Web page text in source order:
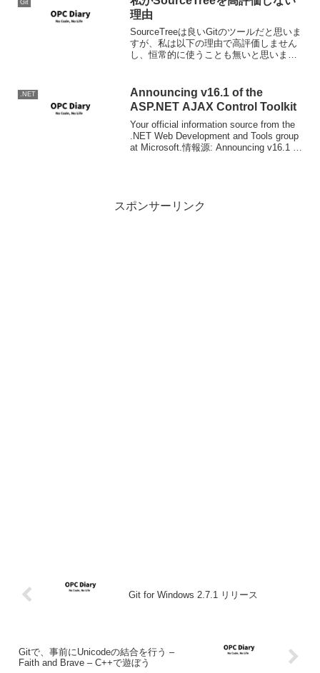
Git
理由
SourceTreeは良いGitのツールだと思いま
すが、私は以下の理由で高評価しません
し、恒常的に使うことも無いと思いま
うオブジェクト指向なUI(シェ...
.NET
Announcing v16.1 of the
ASP.NET AJAX Control Toolkit
Your official information source from the
.NET Web Development and Tools group
at Microsoft.情報源: Announcing v16.1 of
スポンサーリンク
Git for Windows 2.7.1 リリース
Gitで、事前にUnicodeの結合を行う –
Faith and Brave – C++で遊ぼう